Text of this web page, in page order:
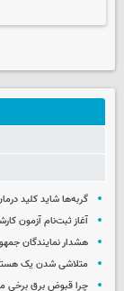
گربه‌ها شاید کلید
آغاز ثبت‌نام‌ آزمون
هشدار نمایندگان
متلاشی شدن یک
چرا قبوض برق برخی